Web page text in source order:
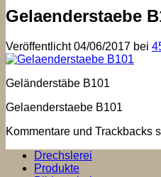
Gelaenderstaebe
Veröffentlicht04/06/2017 bei
Geländerstäbe B101
Gelaenderstaebe B101
Kommentare und Trackbacks
Drechslerei
Produkte